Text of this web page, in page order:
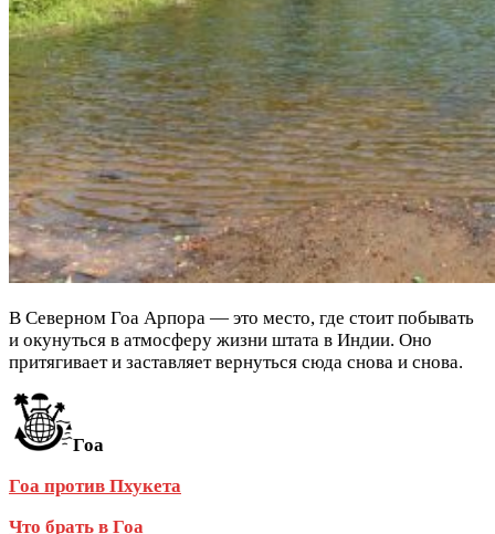
В Северном Гоа Арпора — это место, где стоит побывать
и окунуться в атмосферу жизни штата в Индии. Оно
притягивает и заставляет вернуться сюда снова и снова.
Гоа
Гоа против Пхукета
Что брать в Гоа